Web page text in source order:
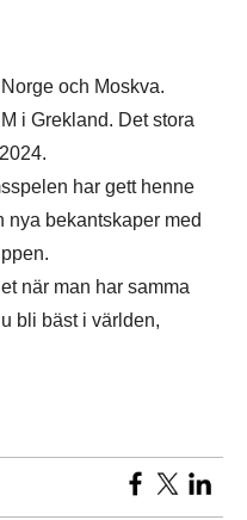
och Moskva.
i Grekland. Det stora
har gett henne
nya bekantskaper med
när man har samma
bli bäst i världen,